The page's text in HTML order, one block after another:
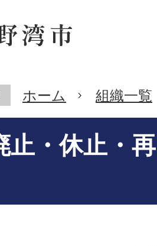
ホーム 組織一覧
止・休止・